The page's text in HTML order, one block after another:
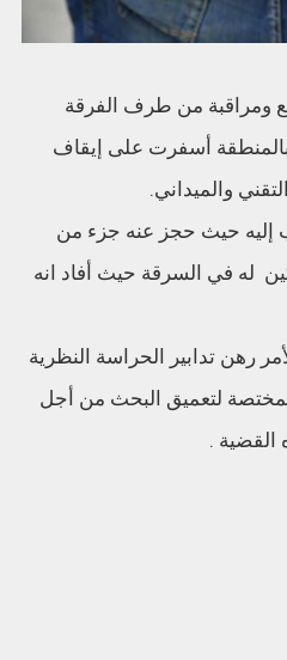
ومراقبة من طرف الفرقة
أسفرت على إيقاف
والميداني.
إليه حيث حجز عنه جزء من
له في السرقة حيث أفاد انه
رهن تدابير الحراسة النظرية
لتعميق البحث من أجل
.